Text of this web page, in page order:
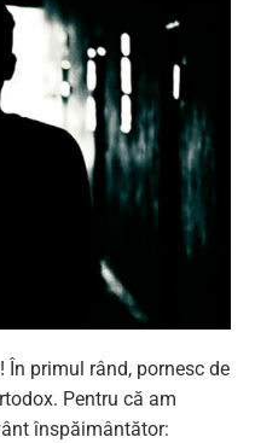
În primul rând, pornesc de
Pentru că am
înspăimântător: